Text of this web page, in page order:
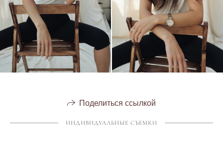
Поделиться ссылкой
ИНДИВИДУАЛЬНЫЕ СЪЕМКИ